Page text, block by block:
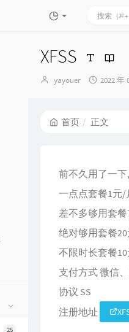
25
XFSS
博
yayouer
发
2022 年
首页 正文
前不久用了一下
一点点套餐1元/
差不多够用套
绝对够用套餐
不限时长套餐10
支付方式 微信
协议 SS
注册地址